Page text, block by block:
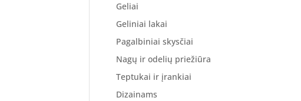
Geliai
Geliniai lakai
Pagalbiniai skysčiai
Nagų ir odelių priežiūra
Teptukai ir įrankiai
Dizainams